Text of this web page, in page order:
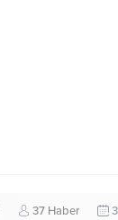
37 Haber